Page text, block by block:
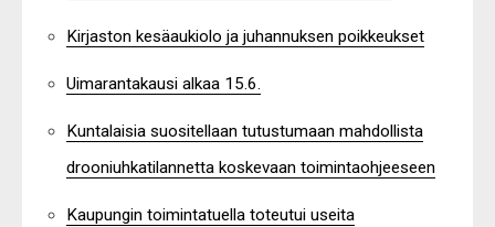
Kirjaston kesäaukiolo ja juhannuksen poikkeukset
Uimarantakausi alkaa 15.6.
Kuntalaisia suositellaan tutustumaan mahdollista
drooniuhkatilannetta koskevaan toimintaohjeeseen
Kaupungin toimintatuella toteutui useita